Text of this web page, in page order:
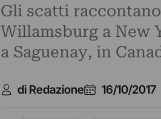
Gli scatti
Willamsburg a New
a Saguenay, in
di Redazione 16/10/2017